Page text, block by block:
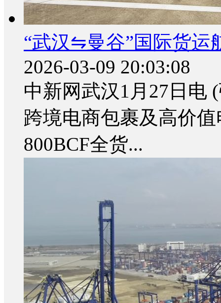
“武汉⇋曼谷”国际货运
2026-03-09 20:03:08
中新网武汉1月27日电
跨境电商包裹及高价
800BCF全货...